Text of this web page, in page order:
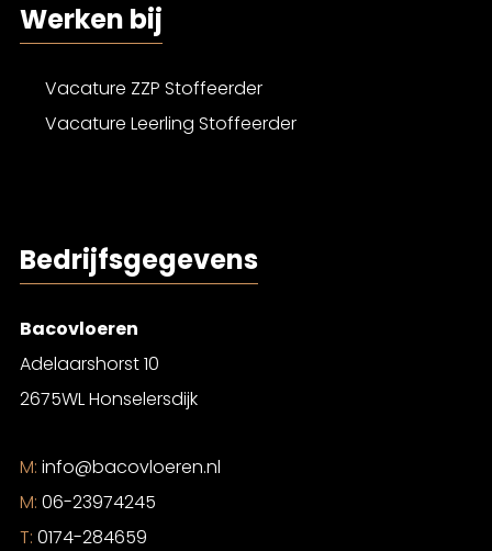
Werken bij
Vacature ZZP Stoffeerder
Vacature Leerling Stoffeerder
Bedrijfsgegevens
Bacovloeren
Adelaarshorst 10
2675WL Honselersdijk
M: info@bacovloeren.nl
M: 06-23974245
T: 0174-284659